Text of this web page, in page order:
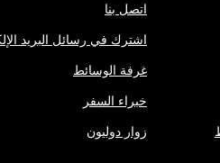
اتصل بنا
اشترك في رسائل البريد
غرفة الوسائط
خبراء السفر
زوار دوليون